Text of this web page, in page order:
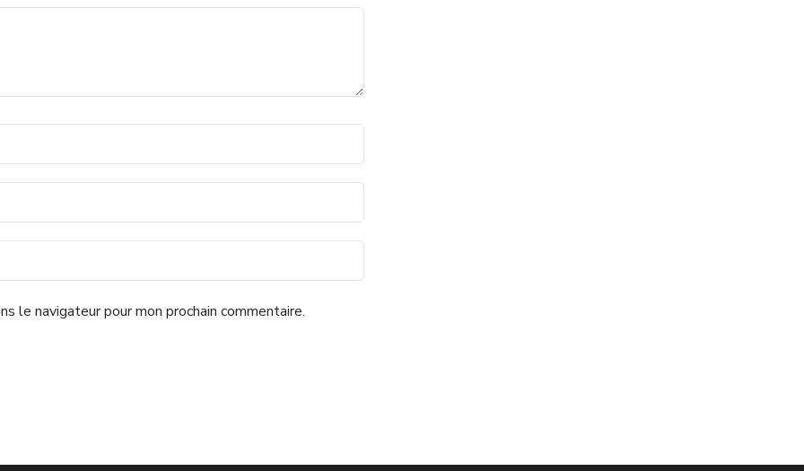
le navigateur pour mon prochain commentaire.